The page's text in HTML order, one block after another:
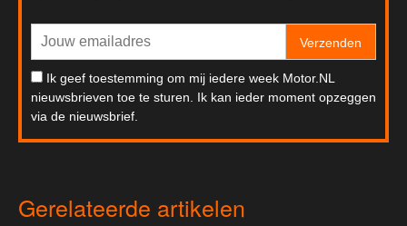
Verzenden
Ik geef toestemming om mij iedere week Motor.NL
nieuwsbrieven toe te sturen. Ik kan ieder moment opzeggen
via de nieuwsbrief.
Gerelateerde artikelen